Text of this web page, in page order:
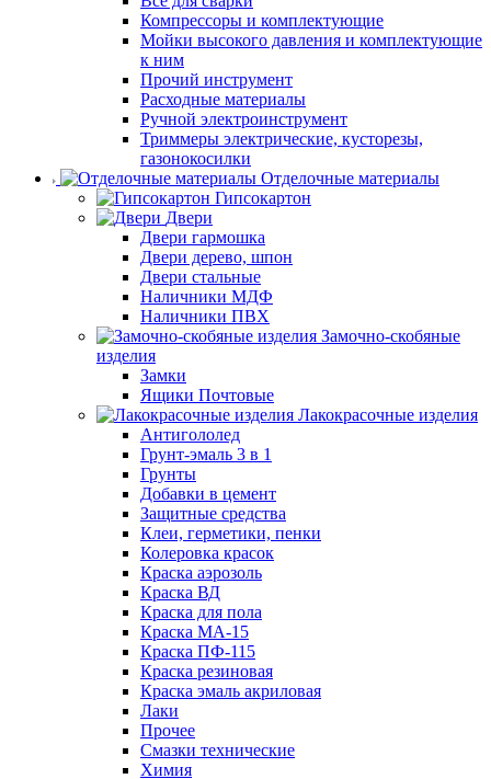
Компрессоры и комплектующие
Мойки высокого давления и комплектующие
к ним
Прочий инструмент
Расходные материалы
Ручной электроинструмент
Триммеры электрические, кусторезы,
газонокосилки
Отделочные материалы
Гипсокартон
Двери
Двери гармошка
Двери дерево, шпон
Двери стальные
Наличники МДФ
Наличники ПВХ
Замочно-скобяные
изделия
Замки
Ящики Почтовые
Лакокрасочные изделия
Антигололед
Грунт-эмаль 3 в 1
Грунты
Добавки в цемент
Защитные средства
Клеи, герметики, пенки
Колеровка красок
Краска аэрозоль
Краска ВД
Краска для пола
Краска МА-15
Краска ПФ-115
Краска резиновая
Краска эмаль акриловая
Лаки
Прочее
Смазки технические
Химия